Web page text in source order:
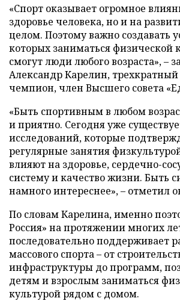
«Спорт оказывает огромное
здоровье человека, но и на
целом. Поэтому важно создавать
которых заниматься физической
смогут люди любого возраста», –
Александр Карелин,
чемпион, член Высшего совета
«Быть спортивным в любом
и приятно. Сегодня уже
исследований, которые
регулярные занятия
влияют на здоровье, сердечно-
систему и качество жизни. Быть
намного интереснее», – отметил
По словам Карелина, именно
Россия» на протяжении многих
последовательно поддерживает
массового спорта – от
инфраструктуры до программ,
детям и взрослым заниматься
культурой рядом с домом.